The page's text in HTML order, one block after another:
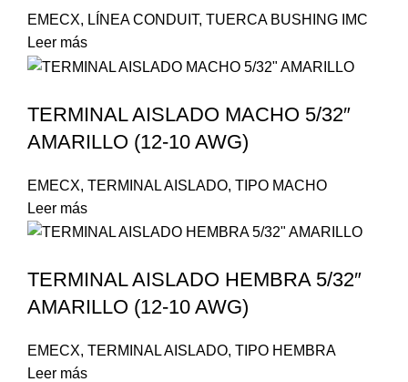
EMECX, LÍNEA CONDUIT, TUERCA BUSHING IMC
Leer más
TERMINAL AISLADO MACHO 5/32″
AMARILLO (12-10 AWG)
EMECX, TERMINAL AISLADO, TIPO MACHO
Leer más
TERMINAL AISLADO HEMBRA 5/32″
AMARILLO (12-10 AWG)
EMECX, TERMINAL AISLADO, TIPO HEMBRA
Leer más